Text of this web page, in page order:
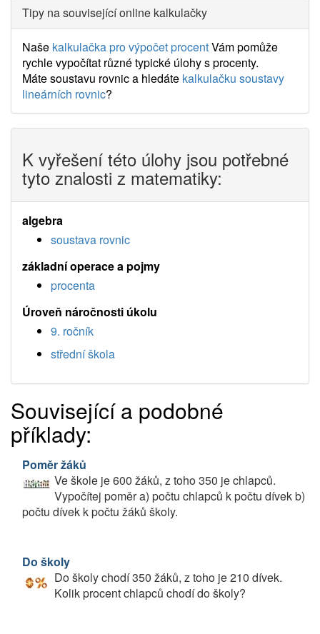
Tipy na související online kalkulačky
Naše kalkulačka pro výpočet procentVám pomůže
rychle vypočítat různé typické úlohy s procenty.
Máte soustavu rovnic a hledáte kalkulačku soustavy
lineárních rovnic?
K vyřešení této úlohy jsou potřebné
tyto znalosti z matematiky:
algebra
soustava rovnic
základní operace a pojmy
procenta
Úroveň náročnosti úkolu
9. ročník
střední škola
Související a podobné
příklady:
Poměr žáků
Ve škole je 600 žáků, z toho 350 je chlapců.
Vypočítej poměr a) počtu chlapců k počtu dívek b)
počtu dívek k počtu žáků školy.
Do školy
Do školy chodí 350 žáků, z toho je 210 dívek.
Kolik procent chlapců chodí do školy?